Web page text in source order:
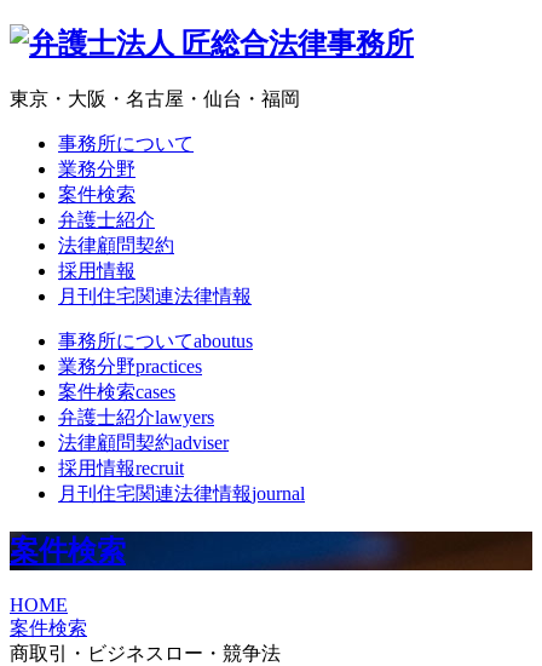
東京・大阪・名古屋・仙台・福岡
事務所について
業務分野
案件検索
弁護士紹介
法律顧問契約
採用情報
月刊住宅関連法律情報
事務所についてaboutus
業務分野practices
案件検索cases
弁護士紹介lawyers
法律顧問契約adviser
採用情報recruit
月刊住宅関連法律情報journal
案件検索
HOME
案件検索
商取引・ビジネスロー・競争法